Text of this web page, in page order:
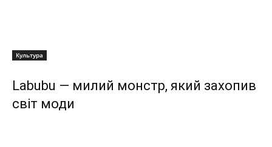
Культура
Labubu — милий монстр, який захопив
світ моди